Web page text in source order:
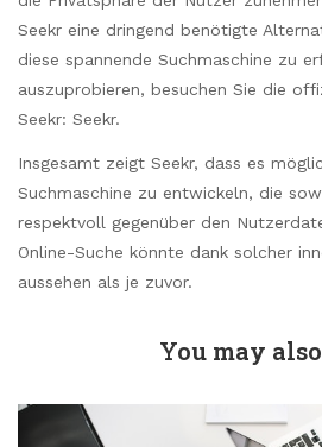
Seekr eine dringend benötigte
diese spannende Suchmaschine zu
auszuprobieren, besuchen Sie die
Seekr: Seekr.
Insgesamt zeigt Seekr, dass es
Suchmaschine zu entwickeln, die
respektvoll gegenüber den
Online-Suche könnte dank solcher
aussehen als je zuvor.
You may